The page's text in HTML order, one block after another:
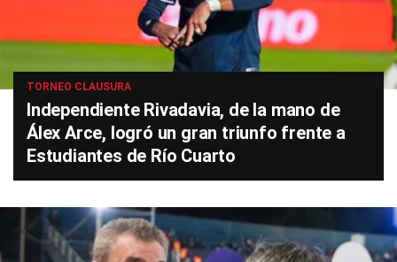
TORNEO CLAUSURA
Independiente Rivadavia, de la mano de
Álex Arce, logró un gran triunfo frente a
Estudiantes de Río Cuarto